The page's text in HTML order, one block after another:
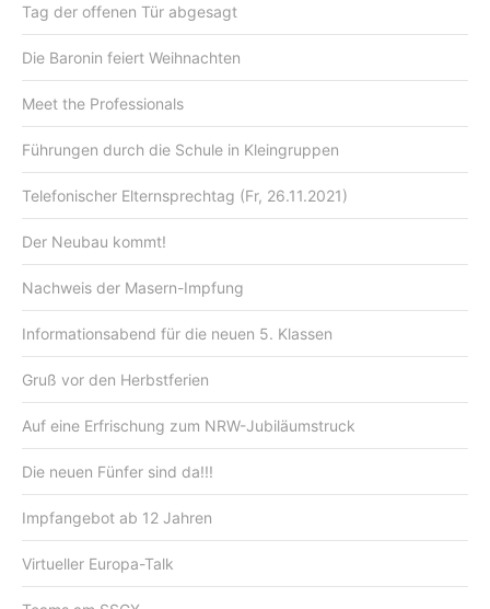
Tag der offenen Tür abgesagt
Die Baronin feiert Weihnachten
Meet the Professionals
Führungen durch die Schule in Kleingruppen
Telefonischer Elternsprechtag (Fr, 26.11.2021)
Der Neubau kommt!
Nachweis der Masern-Impfung
Informationsabend für die neuen 5. Klassen
Gruß vor den Herbstferien
Auf eine Erfrischung zum NRW-Jubiläumstruck
Die neuen Fünfer sind da!!!
Impfangebot ab 12 Jahren
Virtueller Europa-Talk